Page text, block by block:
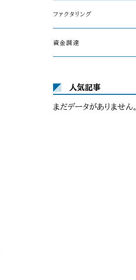
ファクタリング
資金調達
人気記事
まだデータがありません。